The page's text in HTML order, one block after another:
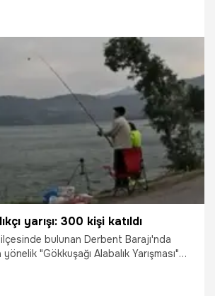
yarışı: 300 kişi katıldı
bulunan Derbent Barajı'nda
"Gökkuşağı Alabalık Yarışması"